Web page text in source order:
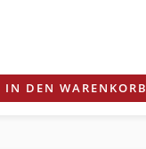
IN DEN WARENKORB